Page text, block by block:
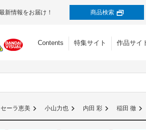
新情報をお届け！ 商品検索
Contents 特集サイト 作品サイ
ーラ恵美 小山力也 内田 彩 稲田 徹